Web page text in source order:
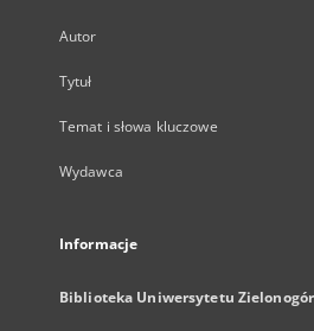
Autor
Tytuł
Temat i słowa kluczowe
Wydawca
Informacje
Biblioteka Uniwersytetu